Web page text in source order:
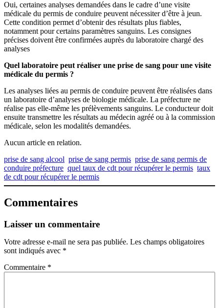
Oui, certaines analyses demandées dans le cadre d’une visite
médicale du permis de conduire peuvent nécessiter d’être à jeun.
Cette condition permet d’obtenir des résultats plus fiables,
notamment pour certains paramètres sanguins. Les consignes
précises doivent être confirmées auprès du laboratoire chargé des
analyses
Quel laboratoire peut réaliser une prise de sang pour une visite
médicale du permis ?
Les analyses liées au permis de conduire peuvent être réalisées dans
un laboratoire d’analyses de biologie médicale. La préfecture ne
réalise pas elle-même les prélèvements sanguins. Le conducteur doit
ensuite transmettre les résultats au médecin agréé ou à la commission
médicale, selon les modalités demandées.
Aucun article en relation.
prise de sang alcool prise de sang permis prise de sang permis de
conduire préfecture quel taux de cdt pour récupérer le permis taux
de cdt pour récupérer le permis
Commentaires
Laisser un commentaire
Votre adresse e-mail ne sera pas publiée. Les champs obligatoires
sont indiqués avec *
Commentaire *